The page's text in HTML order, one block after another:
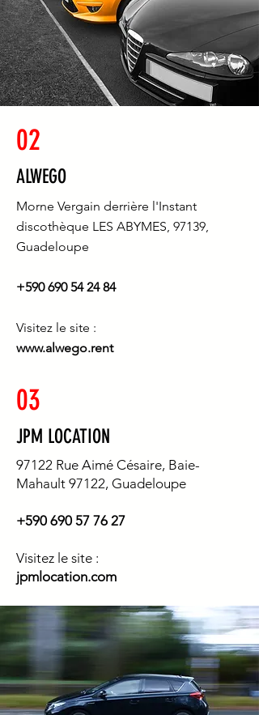
02
ALWEGO
Morne Vergain derrière l'Instant
discothèque LES ABYMES, 97139,
Guadeloupe
+590 690 54 24 84
Visitez le site :
www.alwego.rent
03
JPM LOCATION
97122 Rue Aimé Césaire, Baie-
Mahault 97122, Guadeloupe
+590 690 57 76 27
Visitez le site :
jpmlocation.com